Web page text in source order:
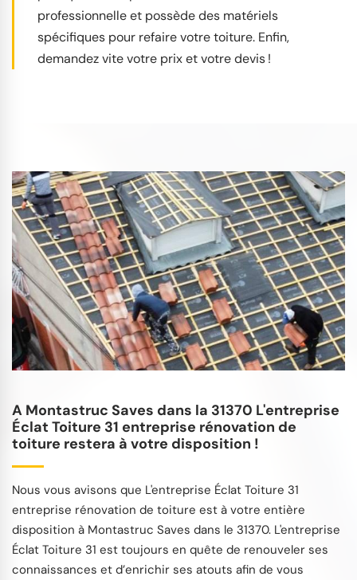
professionnelle et possède des matériels
spécifiques pour refaire votre toiture. Enfin,
demandez vite votre prix et votre devis !
A Montastruc Saves dans la 31370 L'entreprise
Éclat Toiture 31 entreprise rénovation de
toiture restera à votre disposition !
Nous vous avisons que L'entreprise Éclat Toiture 31
entreprise rénovation de toiture est à votre entière
disposition à Montastruc Saves dans le 31370. L'entreprise
Éclat Toiture 31 est toujours en quête de renouveler ses
connaissances et d’enrichir ses atouts afin de vous